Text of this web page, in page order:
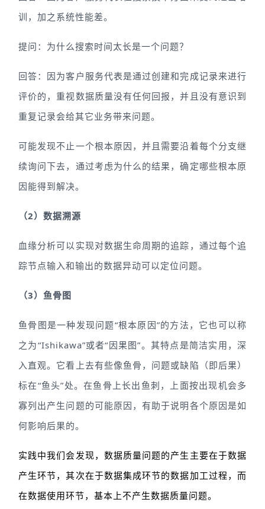
训，加之系统性能差。
提问：为什么搜索时间太长是一个问题？
回答：因为客户服务代表是通过创建和完成记录来进行
评价的，重视数据质量没有任何回报，并且没有意识到
重复记录会给其它业务带来问题。
可能发现不止一个根本原因，并且需要沿着每个分支继
续询问下去，通过考虑为什么的结果，确定哪些根本原
因能得到解决。
（2）数据溯源
血缘分析可以实现对数据生命周期的追踪，通过每个追
踪节点输入和输出的数据异动可以定位问题。
（3）鱼骨图
鱼骨图是一种发现问题“根本原因”的方法，它也可以称
之为“Ishikawa”或者“因果图”。其特点是简洁实用，深
入直观。它看上去有些像鱼骨，问题或缺陷（即后果）
标在“鱼头”处。在鱼骨上长出鱼刺，上面按出现机会多
寡列出产生问题的可能原因，有助于说明各个原因是如
何影响后果的。
实践中我们会发现，数据质量问题的产生主要在于数据
产生环节，其次在于数据集成环节的数据加工过程，而
在数据使用环节，基本上不产生数据质量问题。